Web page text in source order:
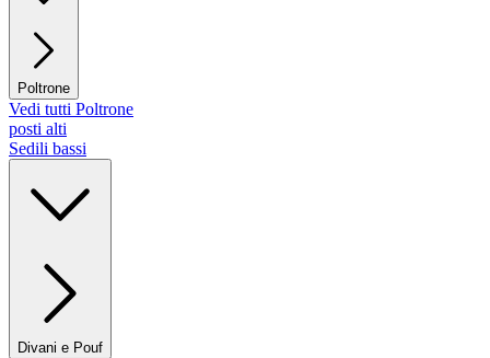
Poltrone
Vedi tutti Poltrone
posti alti
Sedili bassi
Divani e Pouf